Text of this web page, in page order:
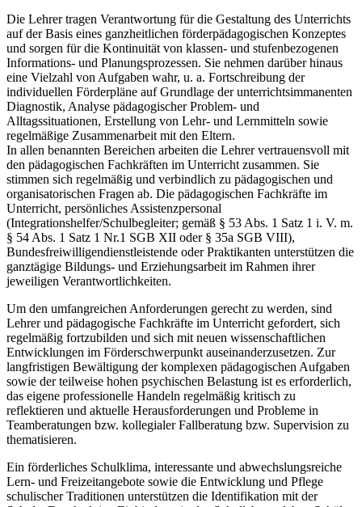
Die Lehrer tragen Verantwortung für die Gestaltung des Unterrichts
auf der Basis eines ganzheitlichen förderpädagogischen Konzeptes
und sorgen für die Kontinuität von klassen- und stufenbezogenen
Informations- und Planungsprozessen. Sie nehmen darüber hinaus
eine Vielzahl von Aufgaben wahr, u. a. Fortschreibung der
individuellen Förderpläne auf Grundlage der unterrichtsimmanenten
Diagnostik, Analyse pädagogischer Problem- und
Alltagssituationen, Erstellung von Lehr- und Lernmitteln sowie
regelmäßige Zusammenarbeit mit den Eltern.
In allen benannten Bereichen arbeiten die Lehrer vertrauensvoll mit
den pädagogischen Fachkräften im Unterricht zusammen. Sie
stimmen sich regelmäßig und verbindlich zu pädagogischen und
organisatorischen Fragen ab. Die pädagogischen Fachkräfte im
Unterricht, persönliches Assistenzpersonal
(Integrationshelfer/Schulbegleiter; gemäß § 53 Abs. 1 Satz 1 i. V. m.
§ 54 Abs. 1 Satz 1 Nr.1 SGB XII oder § 35a SGB VIII),
Bundesfreiwilligendienstleistende oder Praktikanten unterstützen die
ganztägige Bildungs- und Erziehungsarbeit im Rahmen ihrer
jeweiligen Verantwortlichkeiten.
Um den umfangreichen Anforderungen gerecht zu werden, sind
Lehrer und pädagogische Fachkräfte im Unterricht gefordert, sich
regelmäßig fortzubilden und sich mit neuen wissenschaftlichen
Entwicklungen im Förderschwerpunkt auseinanderzusetzen. Zur
langfristigen Bewältigung der komplexen pädagogischen Aufgaben
sowie der teilweise hohen psychischen Belastung ist es erforderlich,
das eigene professionelle Handeln regelmäßig kritisch zu
reflektieren und aktuelle Herausforderungen und Probleme in
Teamberatungen bzw. kollegialer Fallberatung bzw. Supervision zu
thematisieren.
Ein förderliches Schulklima, interessante und abwechslungsreiche
Lern- und Freizeitangebote sowie die Entwicklung und Pflege
schulischer Traditionen unterstützen die Identifikation mit der